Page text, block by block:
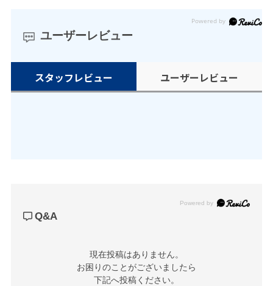
ユーザーレビュー
スタッフレビュー ユーザーレビュー
Powered by
Q&A
現在投稿はありません。
お困りのことがございましたら
下記へ投稿ください。